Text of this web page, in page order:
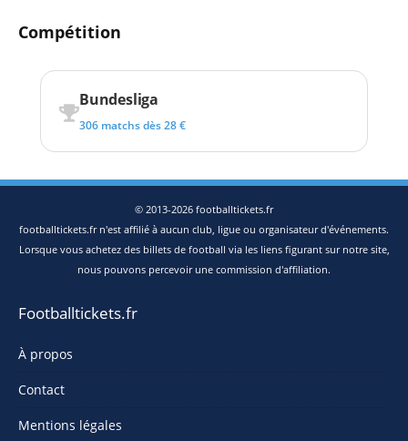
Compétition
Bundesliga
306 matchs dès 28 €
© 2013-2026 footballtickets.fr
footballtickets.fr n'est affilié à aucun club, ligue ou organisateur d'événements.
Lorsque vous achetez des billets de football via les liens figurant sur notre site,
nous pouvons percevoir une commission d'affiliation.
Footballtickets.fr
À propos
Contact
Mentions légales